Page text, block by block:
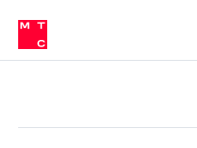
Медиа-центр
и акционерам
Устойчивое развитие
Комплаенс и деловая этика
компании
Карьера
в МТС